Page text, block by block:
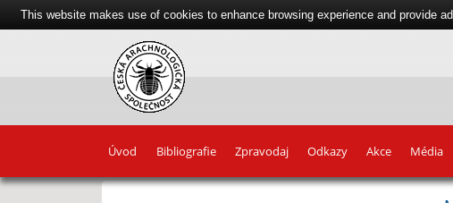
Úvod Bibliografie Zpravodaj Odkazy Akce Média
This website makes use of cookies to enhance browsing experience and provide